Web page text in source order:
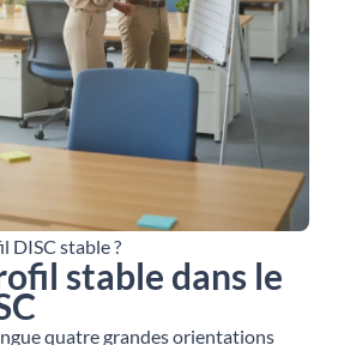
DISC stable ?
stable dans le
quatre grandes orientations